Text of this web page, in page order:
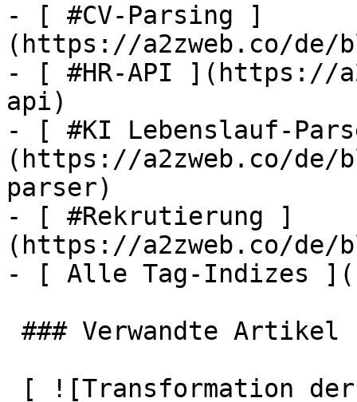
- [ #CV-Parsing ]
(https://a2zweb.co/de/
- [ #HR-API ](https://
api)
- [ #KI Lebenslauf-
(https://a2zweb.co/
parser)
- [ #Rekrutierung ]
(https://a2zweb.co/
- [ Alle Tag-Indizes